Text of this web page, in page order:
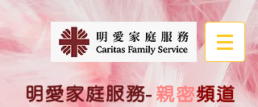
明愛家庭服務- 親密頻道